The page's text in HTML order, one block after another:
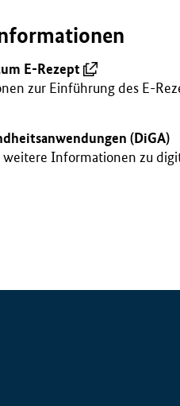
E-Rezept
zur Einführung des E-
(DiGA)
Informationen zu